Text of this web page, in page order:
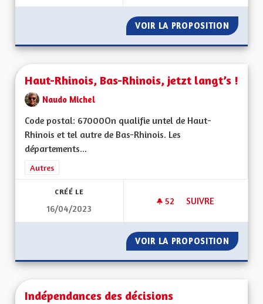
VOIR LA PROPOSITION FAIRE
Haut-Rhinois, Bas-Rhinois, jetzt langt’s !
Naudo Michel
Code postal: 67000On qualifie untel de Haut-
Rhinois et tel autre de Bas-Rhinois. Les
départements...
Filtrer les résultats de la catégorie : Autres
Autres
CRÉÉ LE
16/04/2023
52 52 ABONNÉS
SUIVRE
VOIR LA PROPOSITION HAUT-
Indépendances des décisions